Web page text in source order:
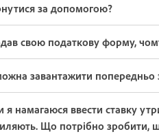
за допомогою?
свою податкову форму,
завантажити
я намагаюся ввести ставку
Що потрібно зробити,